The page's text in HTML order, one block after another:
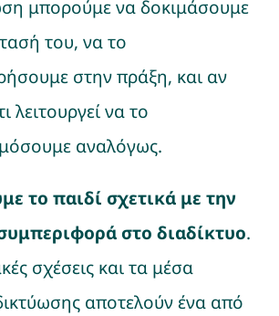
μπορούμε να δοκιμάσουμε
του, να το
στην πράξη, και αν
λειτουργεί να το
αναλόγως.
το παιδί σχετικά με την
στο διαδίκτυο.
σχέσεις και τα μέσα
αποτελούν ένα από